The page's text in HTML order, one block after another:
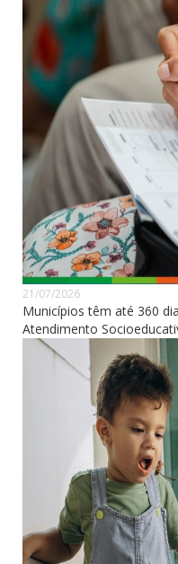
21/07/2026
Municípios têm até 360
Atendimento